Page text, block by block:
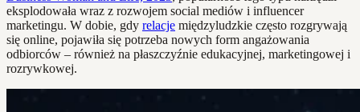
eksplodowała wraz z rozwojem social mediów i influencer
marketingu. W dobie, gdy relacje międzyludzkie często rozgrywają
się online, pojawiła się potrzeba nowych form angażowania
odbiorców – również na płaszczyźnie edukacyjnej, marketingowej i
rozrywkowej.